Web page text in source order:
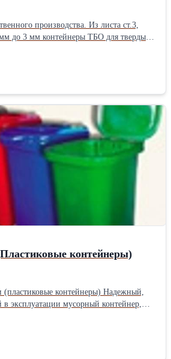
производства. Из листа ст.3,
до 3 мм контейнеры ТБО для твердых
(крышка на контейнер ТБО):
зеленая, синяя, красная: ГФ - 21
за доставку в приделах города ОтВ
заказ: 3 шт. Доставка: по всей
Собственное производство Тип:
контейнеры)
(пластиковые контейнеры) Надежный,
эксплуатации мусорный контейнер,
полиэтилена, устойчивого к
и температуре окружающей среды от -40
контейнера
расположенные в основании.